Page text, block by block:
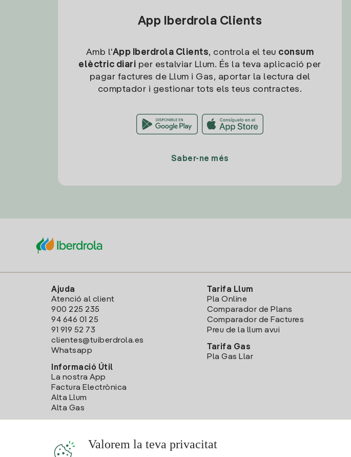
App Iberdrola Clients
Amb l'App Iberdrola Clients, controla el teu consum
elèctric diari per estalviar Llum. És la teva aplicació per
pagar factures de Llum i Gas, aportar la lectura del
comptador i gestionar tots els teus contractes.
Saber-ne més
Ajuda
Atenció al client
900 225 235
94 646 01 25
91 919 52 73
clientes@tuiberdrola.es
Whatsapp
Informació Útil
La nostra App
Factura Electrònica
Alta Llum
Alta Gas
Tarifa Llum
Pla Online
Comparador de Plans
Comparador de Factures
Preu de la llum avui
Tarifa Gas
Pla Gas Llar
Valorem la teva privacitat